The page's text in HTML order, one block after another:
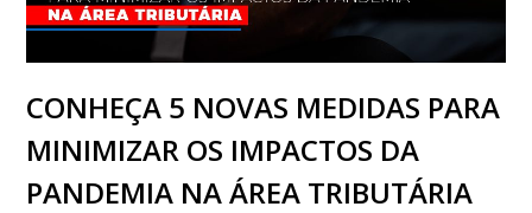
CONHEÇA 5 NOVAS MEDIDAS PARA
MINIMIZAR OS IMPACTOS DA
PANDEMIA NA ÁREA TRIBUTÁRIA